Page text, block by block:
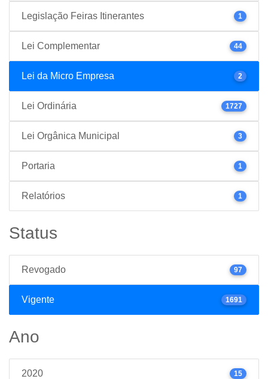
Legislação Feiras Itinerantes 1
Lei Complementar 44
Lei da Micro Empresa 2
Lei Ordinária 1727
Lei Orgânica Municipal 3
Portaria 1
Relatórios 1
Status
Revogado 97
Vigente 1691
Ano
2020 15